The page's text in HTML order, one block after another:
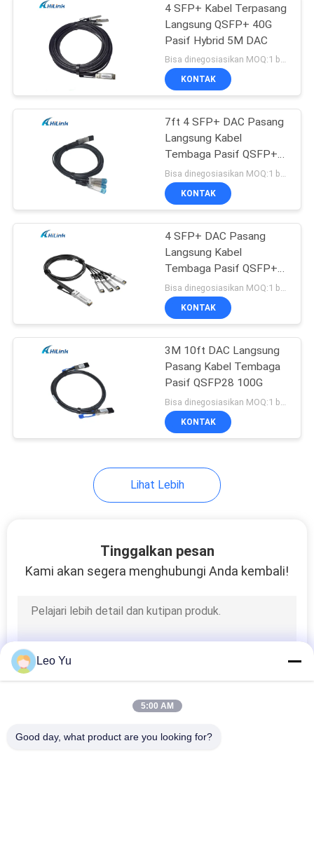
QSFP + Transceiver
Langsung
memasang kabel
tembaga
Kabel optik yang
Fiber Media
Converter
Teknik Beralih
Optical
4 SFP+ Kabel Terpasang
Langsung QSFP+ 40G
Pasif Hybrid 5M DAC
Bisa dinegosiasikan MOQ:1 buah
KONTAK
7ft 4 SFP+ DAC Pasang
Langsung Kabel
Tembaga Pasif QSFP+
40G 2M
Bisa dinegosiasikan MOQ:1 buah
KONTAK
4 SFP+ DAC Pasang
Langsung Kabel
Tembaga Pasif QSFP+
40G 1M 3ft
KONTAK
3M 10ft DAC Langsung
Pasang Kabel Tembaga
Pasif QSFP28 100G
KONTAK
Lihat Lebih
Tinggalkan pesan
Kami akan segera menghubungi Anda kembali!
Leo Yu
5:00 AM
Good day, what product are you looking for?